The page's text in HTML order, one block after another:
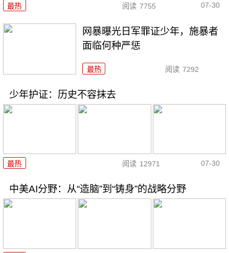
最热 阅读 7755 07-30
网暴曝光日军罪证少年，施暴者
面临何种严惩
最热 阅读 7292
少年护证：历史不容抹去
最热 阅读 12971 07-30
中美AI分野：从“造脑”到“铸身”的战略分野